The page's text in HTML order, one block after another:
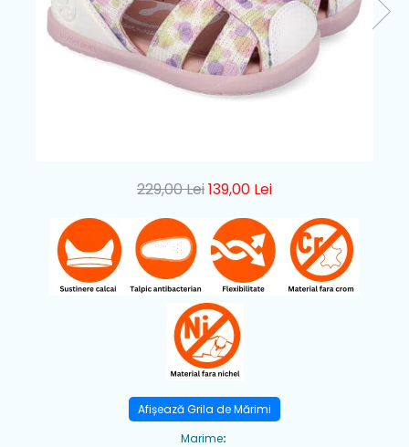
229,00 Lei139,00 Lei
Afișează Grila de Mărimi
Marime: